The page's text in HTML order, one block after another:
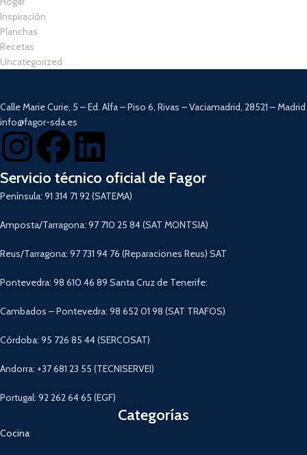
Inspiración
Planchas
Recetas
Uncategorized
Calle Marie Curie, 5 – Ed. Alfa – Piso 6, Rivas – Vaciamadrid, 28521 – Madrid
info@fagor-sda.es
Servicio técnico oficial de Fagor
Península: 91 314 71 92 (SATEMA)
Amposta/Tarragona: 97 710 25 84 (SAT MONTSIA)
Reus/Tarragona: 97 731 94 76 (Reparaciones Reus) SAT
Pontevedra: 98 610 46 89 Santa Cruz de Tenerife:
Cambados – Pontevedra: 98 652 01 98 (SAT TRAFOS)
Córdoba: 95 726 85 44 (SERCOSAT)
Andorra: +37 681 23 55 (TECNISERVEI)
Portugal: 92 262 64 65 (EGF)
Categorías
Cocina